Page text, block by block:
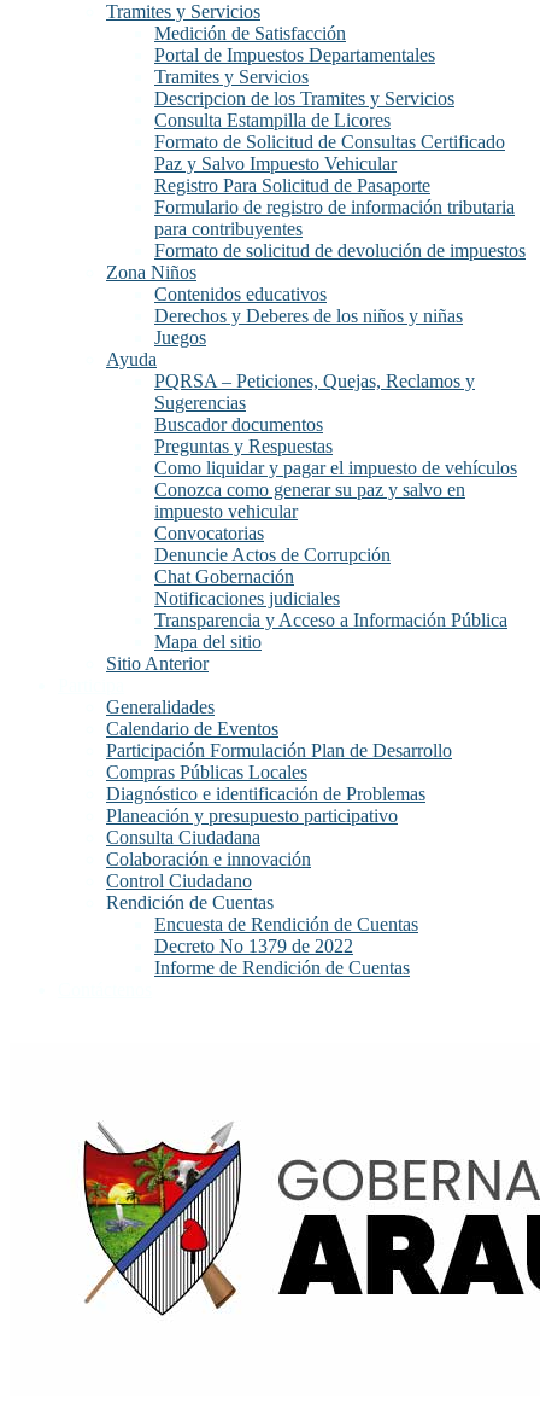
Tramites y Servicios
Medición de Satisfacción
Portal de Impuestos Departamentales
Tramites y Servicios
Descripcion de los Tramites y Servicios
Consulta Estampilla de Licores
Formato de Solicitud de Consultas Certificado
Paz y Salvo Impuesto Vehicular
Registro Para Solicitud de Pasaporte
Formulario de registro de información tributaria
para contribuyentes
Formato de solicitud de devolución de impuestos
Zona Niños
Contenidos educativos
Derechos y Deberes de los niños y niñas
Juegos
Ayuda
PQRSA – Peticiones, Quejas, Reclamos y
Sugerencias
Buscador documentos
Preguntas y Respuestas
Como liquidar y pagar el impuesto de vehículos
Conozca como generar su paz y salvo en
impuesto vehicular
Convocatorias
Denuncie Actos de Corrupción
Chat Gobernación
Notificaciones judiciales
Transparencia y Acceso a Información Pública
Mapa del sitio
Sitio Anterior
Generalidades
Calendario de Eventos
Participación Formulación Plan de Desarrollo
Compras Públicas Locales
Diagnóstico e identificación de Problemas
Planeación y presupuesto participativo
Consulta Ciudadana
Colaboración e innovación
Control Ciudadano
Rendición de Cuentas
Encuesta de Rendición de Cuentas
Decreto No 1379 de 2022
Informe de Rendición de Cuentas